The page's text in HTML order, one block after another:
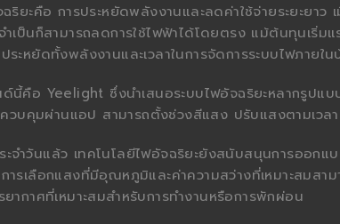
ยะคือ การประหยัดพลังงานและลดค่าใช้จ่ายระยะยาว เ
ำเป็นก็สามารถลดการใช้ไฟฟ้าได้โดยตรง แม้ต้นทุนเริ่ม
ะหยัดทั้งพลังงานและเวลาในการจัดการระบบไฟภายใน
นี้คือ Yeelight ซึ่งนำเสนอระบบไฟอัจฉริยะหลากรูปแบ
วบคุมผ่านแอป สามารถตั้งช่วงสีแสง ปรับแสงตามเวล
จำวันแล้ว เทคโนโลยีไฟอัจฉริยะยังสนับสนุนการออกแ
รเลือกแสงที่มีอุณหภูมิและค่าความสว่างที่เหมาะสมสา
กาศที่เหมาะสมสำหรับการทำงานหรือการพักผ่อน